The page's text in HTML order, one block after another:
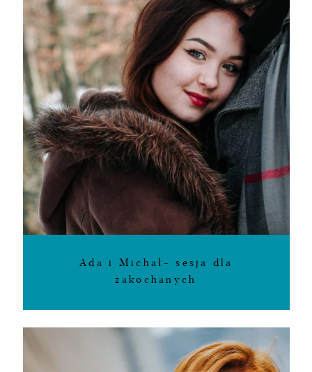
Ada i Michał- sesja dla
zakochanych